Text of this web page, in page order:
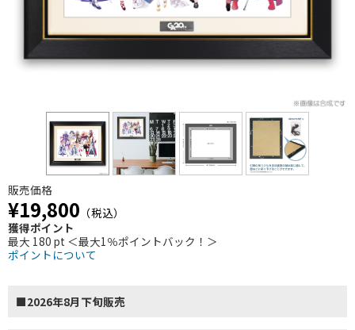
販売価格
¥19,800 （税込）
獲得ポイント
最大 180 pt ＜最大1％ポイントバック！＞
ポイントについて
■2026年8月下旬販売